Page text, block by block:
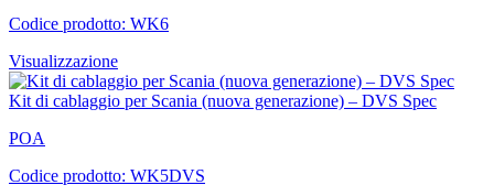
Codice prodotto: WK6
Visualizzazione
Kit di cablaggio per Scania (nuova generazione) – DVS Spec
POA
Codice prodotto: WK5DVS